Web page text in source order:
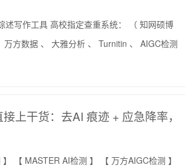
写作工具 高校指定查重系统： （ 知网硕博
方数据 、 大雅分析 、 Turnitin 、 AIGC检测
上干货：去AI 痕迹 + 应急降率，
【 MASTER AI检测 】 【 万方AIGC检测 】